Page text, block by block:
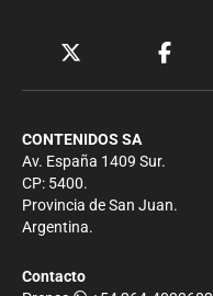
CONTENIDOS SA
Av. España 1409 Sur.
CP: 5400.
Provincia de San Juan.
Argentina.
Contacto